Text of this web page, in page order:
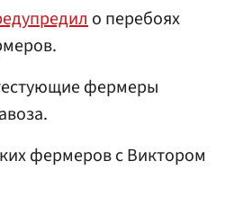
о перебоях
фермеры
фермеров с Виктором